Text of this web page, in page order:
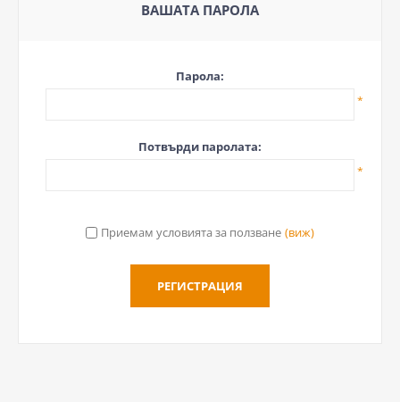
ВАШАТА ПАРОЛА
Парола:
*
Потвърди паролата:
*
Приемам условията за ползване (виж)